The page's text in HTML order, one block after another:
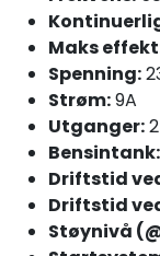
Maks
Spenning:
Strøm:9A
Utganger:
Bensintank:
Driftstid
Driftstid
Støynivå